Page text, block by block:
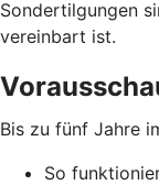
Sondertilgungen
vereinbart ist.
Bis zu fünf Jahre
So